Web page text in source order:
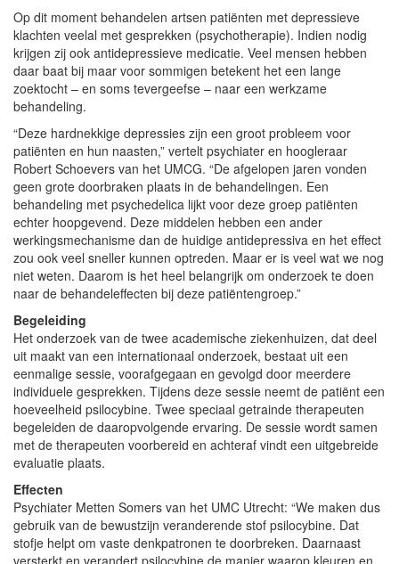
Op dit moment behandelen artsen patiënten met depressieve
klachten veelal met gesprekken (psychotherapie). Indien nodig
krijgen zij ook antidepressieve medicatie. Veel mensen hebben
daar baat bij maar voor sommigen betekent het een lange
zoektocht – en soms tevergeefse – naar een werkzame
behandeling.
“Deze hardnekkige depressies zijn een groot probleem voor
patiënten en hun naasten,” vertelt psychiater en hoogleraar
Robert Schoevers van het UMCG. “De afgelopen jaren vonden
geen grote doorbraken plaats in de behandelingen. Een
behandeling met psychedelica lijkt voor deze groep patiënten
echter hoopgevend. Deze middelen hebben een ander
werkingsmechanisme dan de huidige antidepressiva en het effect
zou ook veel sneller kunnen optreden. Maar er is veel wat we nog
niet weten. Daarom is het heel belangrijk om onderzoek te doen
naar de behandeleffecten bij deze patiëntengroep.”
Begeleiding
Het onderzoek van de twee academische ziekenhuizen, dat deel
uit maakt van een internationaal onderzoek, bestaat uit een
eenmalige sessie, voorafgegaan en gevolgd door meerdere
individuele gesprekken. Tijdens deze sessie neemt de patiënt een
hoeveelheid psilocybine. Twee speciaal getrainde therapeuten
begeleiden de daaropvolgende ervaring. De sessie wordt samen
met de therapeuten voorbereid en achteraf vindt een uitgebreide
evaluatie plaats.
Effecten
Psychiater Metten Somers van het UMC Utrecht: “We maken dus
gebruik van de bewustzijn veranderende stof psilocybine. Dat
stofje helpt om vaste denkpatronen te doorbreken. Daarnaast
versterkt en verandert psilocybine de manier waarop kleuren en